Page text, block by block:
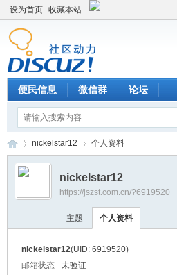
设为首页 收藏本站
便民信息 微信群 论坛
›
nickelstar12 个人资料
nickelstar12
https://jszst.com.cn/?6919520
主题 个人资料
nickelstar12(UID: 6919520)
邮箱状态
未验证